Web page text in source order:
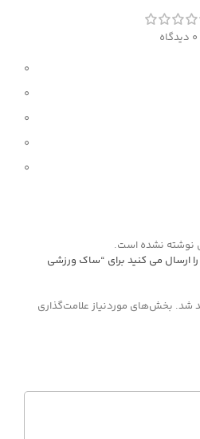
0 دیدگاه
0
0
0
0
0
نوشته نشده است.
ارسال می کنید برای “ساک ورزشی
شد. بخش‌های موردنیاز علامت‌گذاری